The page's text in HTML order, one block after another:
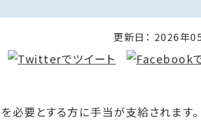
更新日： 2026年
必要とする方に手当が支給されます。